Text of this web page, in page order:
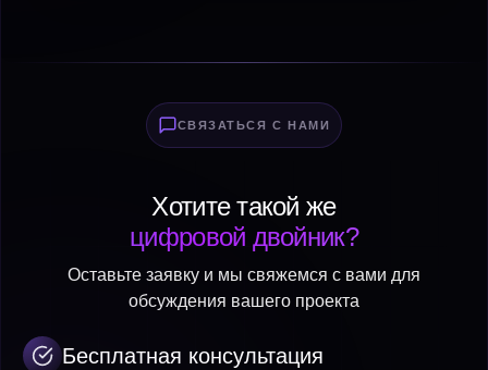
СВЯЗАТЬСЯ С НАМИ
Хотите такой же
цифровой двойник?
Оставьте заявку и мы свяжемся с вами для
обсуждения вашего проекта
Бесплатная консультация